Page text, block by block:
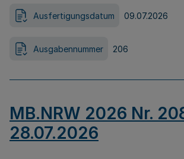
Ausfertigungsdatum 09.07.2026
Ausgabennummer 206
MB.NRW 2026 Nr.
28.07.2026